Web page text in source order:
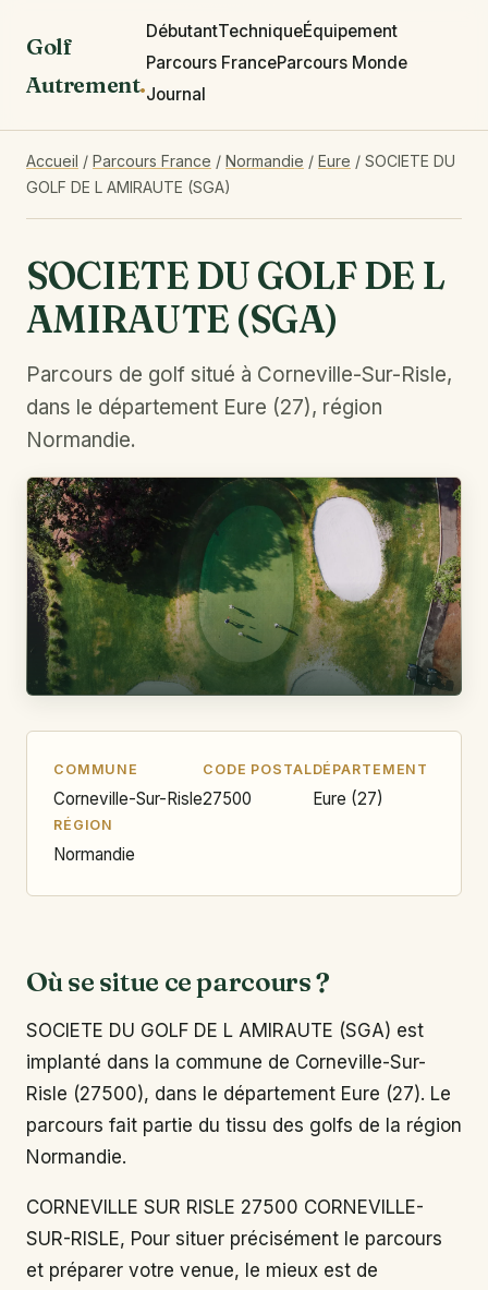
Golf
Autrement.
DébutantTechniqueÉquipement
Parcours FranceParcours Monde
Journal
Accueil / Parcours France / Normandie / Eure / SOCIETE DU
GOLF DE L AMIRAUTE (SGA)
SOCIETE DU GOLF DE L
AMIRAUTE (SGA)
Parcours de golf situé à Corneville-Sur-Risle,
dans le département Eure (27), région
Normandie.
COMMUNE
Corneville-Sur-Risle
CODE POSTAL
27500
DÉPARTEMENT
Eure (27)
RÉGION
Normandie
Où se situe ce parcours ?
SOCIETE DU GOLF DE L AMIRAUTE (SGA) est
implanté dans la commune de Corneville-Sur-
Risle (27500), dans le département Eure (27). Le
parcours fait partie du tissu des golfs de la région
Normandie.
CORNEVILLE SUR RISLE 27500 CORNEVILLE-
SUR-RISLE, Pour situer précisément le parcours
et préparer votre venue, le mieux est de